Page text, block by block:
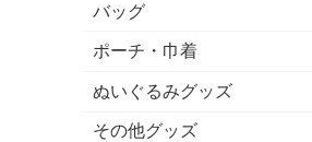
バッグ
ポーチ・巾着
ぬいぐるみグッズ
その他グッズ